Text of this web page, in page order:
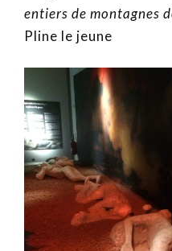
entiers de montagnes
Pline le jeune